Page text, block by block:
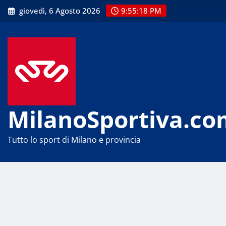
Skip
to
giovedì, 6 Agosto 2026 9:55:18 PM
Tutto lo sport di Milano e provincia